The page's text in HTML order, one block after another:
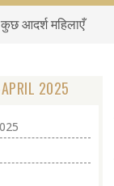
कुछ आदर्श महिलाएँ
2025